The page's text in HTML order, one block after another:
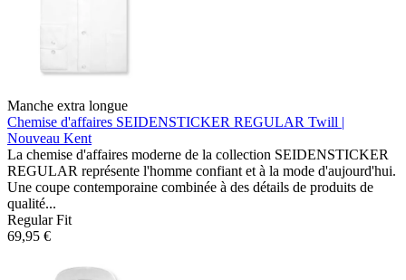
Manche extra longue
Chemise d'affaires SEIDENSTICKER REGULAR Twill |
Nouveau Kent
La chemise d'affaires moderne de la collection SEIDENSTICKER
REGULAR représente l'homme confiant et à la mode d'aujourd'hui.
Une coupe contemporaine combinée à des détails de produits de
qualité...
Regular Fit
69,95 €